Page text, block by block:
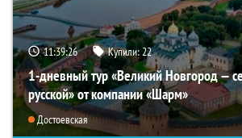
11:39:25 Купили:22
1-дневный тур «Великий Новгород —
русской» от компании «Шарм»
Достоевская